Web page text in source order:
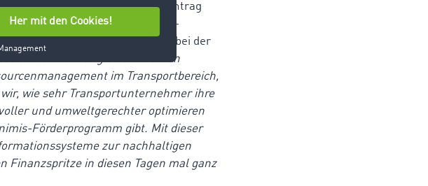
mit TimoCom der Förderantrag
bewilligt werden. TimoCom-
Managements und Drahtzieher bei der
an der Wahrung einer intakten
im Transportbereich,
wie sehr Transportunternehmer ihre
und umweltgerechter optimieren
Förderprogramm gibt. Mit dieser
zur nachhaltigen
Finanzspritze in diesen Tagen mal ganz